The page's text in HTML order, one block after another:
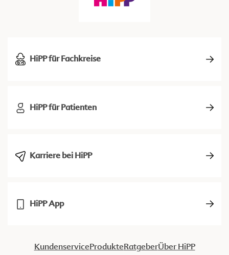
HiPP für Fachkreise
HiPP für Patienten
Karriere bei HiPP
HiPP App
KundenserviceProdukteRatgeberÜber HiPP